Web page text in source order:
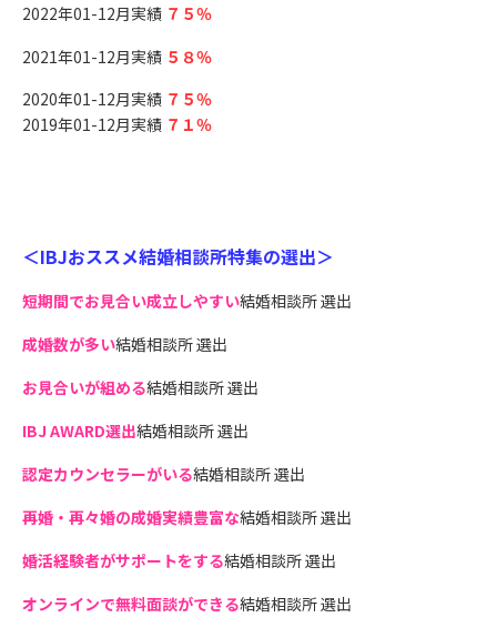
2022年01-12月実績 ７５％
2021年01-12月実績 ５８％
2020年01-12月実績 ７５％
2019年01-12月実績 ７１％
＜IBJおススメ結婚相談所特集の選出＞
短期間でお見合い成立しやすい結婚相談所 選出
成婚数が多い結婚相談所 選出
お見合いが組める結婚相談所 選出
IBJ AWARD選出結婚相談所 選出
認定カウンセラーがいる結婚相談所 選出
再婚・再々婚の成婚実績豊富な結婚相談所 選出
婚活経験者がサポートをする結婚相談所 選出
オンラインで無料面談ができる結婚相談所 選出